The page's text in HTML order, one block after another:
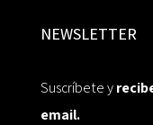
NEWSLETTER
Suscríbete y
email.